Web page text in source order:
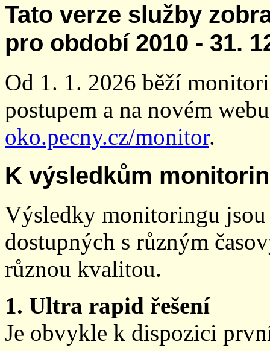
Tato verze služby
pro období 2010 - 31.
Od 1. 1. 2026 běží
postupem a na novém
oko.pecny.cz/monitor.
K výsledkům
Výsledky monitoringu
dostupných s různým
různou kvalitou.
1. Ultra rapid řešení
Je obvykle k dispozici